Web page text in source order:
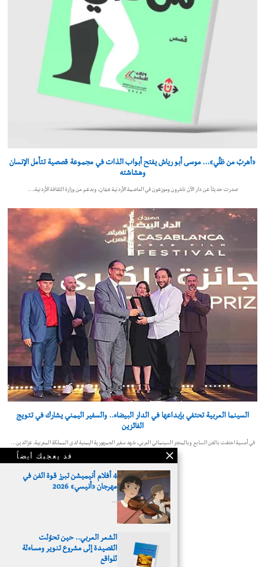
قد يعجبك أيضاً
4 أفلام أنيميشن تبرز قوة الفن في
مهرجان «أنيسي» 2026
…
الشعر العربي.. حين تحوّلت
القصيدة إلى مشروع تنوير ومساءلة
للواقع
«أهربُ من ظلّي»… موسى أبو رياش يفتح أبواب الذات في مجموعة قصصية تتأمل الإنسان
وهشاشته
صدرت حديثاً عن دار الآن ناشرون وموزعون في العاصمة الأردنية عمّان، وبدعم من وزارة الثقافة الأردنية،…
السينما العربية تحتفي بإبداعها في الدار البيضاء.. والسفير اليمني يشارك في تتويج
الفائزين
في أمسية احتفت بالفن السابع وبالمنجز السينمائي العربي، شهد سفير الجمهورية اليمنية لدى المملكة المغربية، عزالدين…
© 2026 - جدارية الثقافية